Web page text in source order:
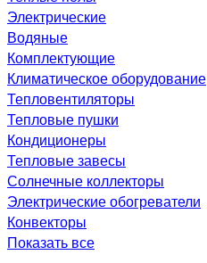
Электрические
Водяные
Комплектующие
Климатическое оборудование
Тепловентиляторы
Тепловые пушки
Кондиционеры
Тепловые завесы
Солнечные коллекторы
Электрические обогреватели
Конвекторы
Показать все